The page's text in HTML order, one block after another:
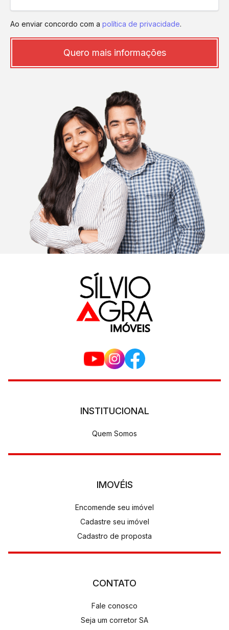
Ao enviar concordo com a política de privacidade.
Quero mais informações
INSTITUCIONAL
Quem Somos
IMOVÉIS
Encomende seu imóvel
Cadastre seu imóvel
Cadastro de proposta
CONTATO
Fale conosco
Seja um corretor SA